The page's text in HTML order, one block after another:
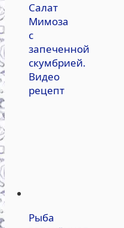
Салат
Мимоза
с
запеченной
скумбрией.
Видео
рецепт
Рыба